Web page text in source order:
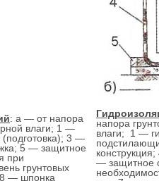
: а — от напора
влаги; 1 —
3 —
5 — защитное
при
грунтовых
8 — шпонка
напора
влаги; 1 —
— защитное